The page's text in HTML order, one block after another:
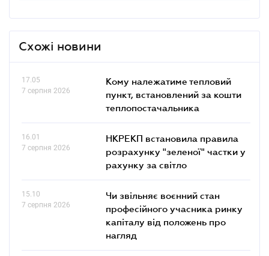
Схожі новини
17.05
7 серпня 2026
Кому належатиме тепловий
пункт, встановлений за кошти
теплопостачальника
16.01
7 серпня 2026
НКРЕКП встановила правила
розрахунку "зеленої" частки у
рахунку за світло
15.10
7 серпня 2026
Чи звільняє воєнний стан
професійного учасника ринку
капіталу від положень про
нагляд